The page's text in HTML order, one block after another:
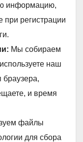
информацию,
при регистрации
Мы собираем
наш
браузера,
и время
файлы
для сбора